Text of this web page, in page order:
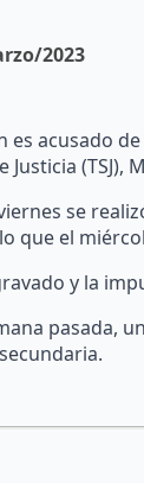
2023
es acusado
(TSJ),
se
que el
y la
pasada,